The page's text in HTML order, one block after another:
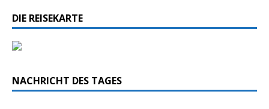
DIE REISEKARTE
NACHRICHT DES TAGES